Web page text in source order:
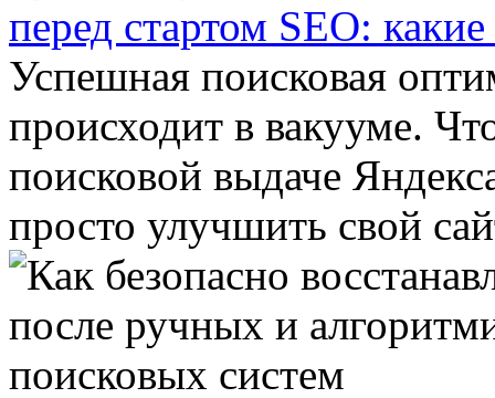
перед стартом SEO:
Успешная поисковая
происходит в вакууме.
поисковой выдаче
просто улучшить свой